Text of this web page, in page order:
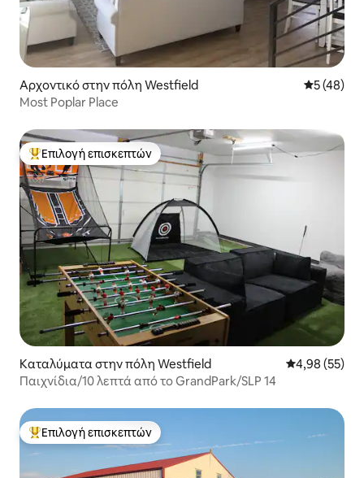
Αρχοντικό στην πόλη Westfield Μέση
5 (48)
Most Poplar Place
Κορυφαία επιλογή επισκεπτών
Επιλογή επισκεπτών
Καταλύματα στην πόλη Westfield Μέση
4,98 (55)
Παιχνίδια/10 λεπτά από το GrandPark/SLP 14
Κορυφαία επιλογή επισκεπτών
Επιλογή επισκεπτών